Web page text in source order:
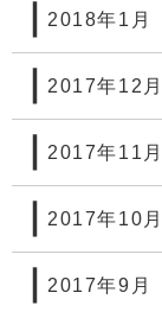
2018年1月
2017年12月
2017年11月
2017年10月
2017年9月